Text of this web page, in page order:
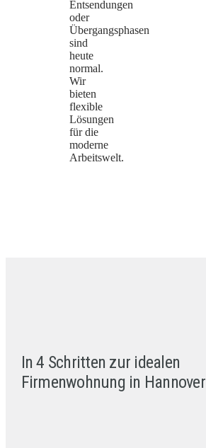
Entsendungen
oder
Übergangsphasen
sind
heute
normal.
Wir
bieten
flexible
Lösungen
für die
moderne
Arbeitswelt.
In 4 Schritten zur idealen
Firmenwohnung in Hannover